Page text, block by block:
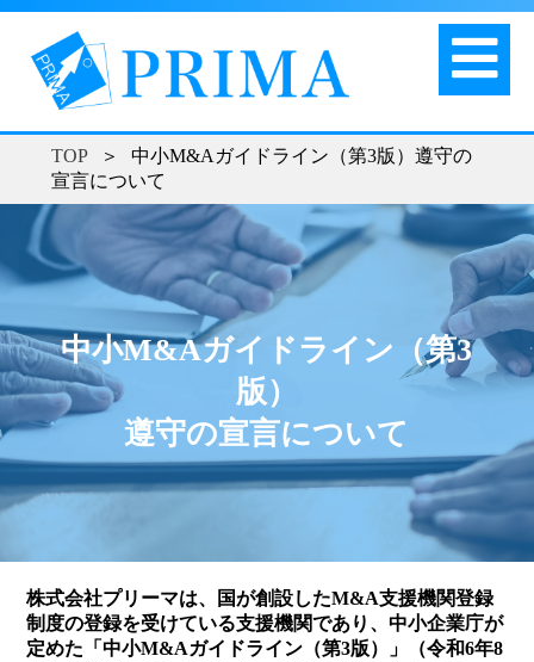
TOP ＞
中小M&Aガイドライン（第3版）遵守の
宣言について
中小M&Aガイドライン（第3
版）
遵守の宣言について
株式会社プリーマは、国が創設したM&A支援機関登録
制度の登録を受けている支援機関であり、中小企業庁が
定めた「中小M&Aガイドライン（第3版）」（令和6年8